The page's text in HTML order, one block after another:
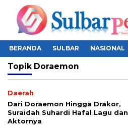
BERANDA SULBAR NASIONAL
Topik Doraemon
Daerah
Dari Doraemon Hingga Drakor,
Suraidah Suhardi Hafal Lagu dan
Aktornya